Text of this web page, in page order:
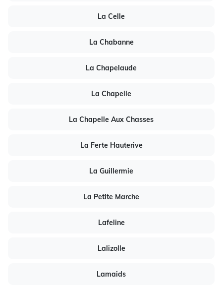
La Celle
La Chabanne
La Chapelaude
La Chapelle
La Chapelle Aux Chasses
La Ferte Hauterive
La Guillermie
La Petite Marche
Lafeline
Lalizolle
Lamaids